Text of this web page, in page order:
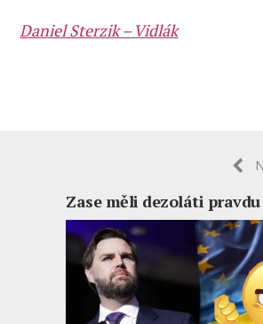
Daniel Sterzik – Vidlák
Zase měli dezoláti pravdu